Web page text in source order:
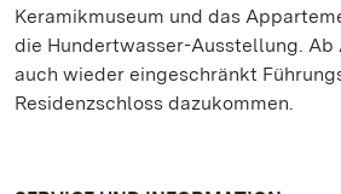
Keramikmuseum und das
die Hundertwasser-Ausstellung. Ab
auch wieder eingeschränkt
Residenzschloss dazukommen.